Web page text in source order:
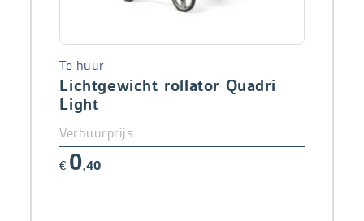
Lichtgewicht rollator Quadri
Light
Te huur
Verhuurprijs
€ 0,40